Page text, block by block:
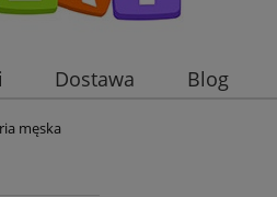
Dostawa Blog
męska